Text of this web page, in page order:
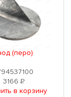
(перо)
3166 Р
в корзину